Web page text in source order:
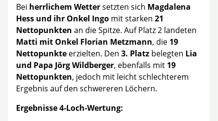
Bei herrlichem Wettersetzten sich Magdalena
Hess und ihr Onkel Ingo mit starken21
Nettopunkten an die Spitze. Auf Platz 2 landeten
Matti mit Onkel Florian Metzmann, die 19
Nettopunkte erzielten. Den3. Platz belegten Lia
und Papa Jörg Wildberger, ebenfalls mit 19
Nettopunkten, jedoch mit leicht schlechterem
Ergebnis auf den schwereren Löchern.
Ergebnisse 4-Loch-Wertung: